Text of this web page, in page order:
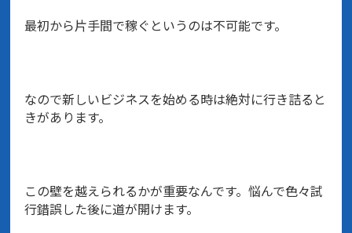
最初から片手間で稼ぐというのは不可能です。
なので新しいビジネスを始める時は絶対に行き詰ると
きがあります。
この壁を越えられるかが重要なんです。悩んで色々試
行錯誤した後に道が開けます。